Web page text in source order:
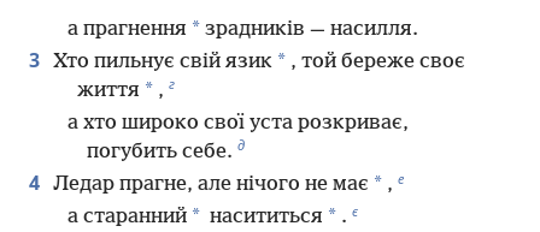
а прагнення * зрадників — насилля.
3 Хто пильнує свій язик * , той береже своє
життя * , г
а хто широко свої уста розкриває,
погубить себе. д
4 Ледар прагне, але нічого не має * , е
а старанний * насититься * . є